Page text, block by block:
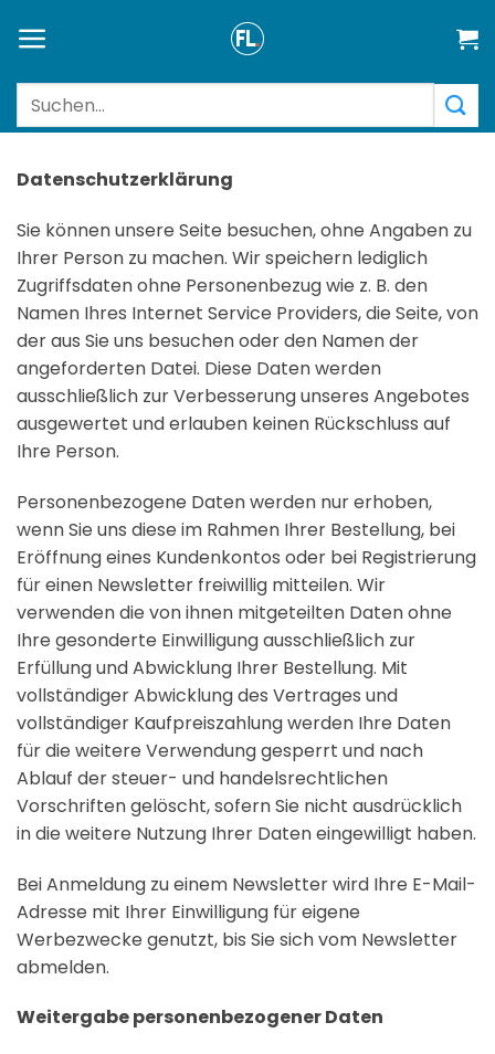
Inhalt
Suchen
Datenschutzerklärung
Sie können unsere Seite besuchen, ohne Angaben zu
Ihrer Person zu machen. Wir speichern lediglich
Zugriffsdaten ohne Personenbezug wie z. B. den
Namen Ihres Internet Service Providers, die Seite, von
der aus Sie uns besuchen oder den Namen der
angeforderten Datei. Diese Daten werden
ausschließlich zur Verbesserung unseres Angebotes
ausgewertet und erlauben keinen Rückschluss auf
Ihre Person.
Personenbezogene Daten werden nur erhoben,
wenn Sie uns diese im Rahmen Ihrer Bestellung, bei
Eröffnung eines Kundenkontos oder bei Registrierung
für einen Newsletter freiwillig mitteilen. Wir
verwenden die von ihnen mitgeteilten Daten ohne
Ihre gesonderte Einwilligung ausschließlich zur
Erfüllung und Abwicklung Ihrer Bestellung. Mit
vollständiger Abwicklung des Vertrages und
vollständiger Kaufpreiszahlung werden Ihre Daten
für die weitere Verwendung gesperrt und nach
Ablauf der steuer- und handelsrechtlichen
Vorschriften gelöscht, sofern Sie nicht ausdrücklich
in die weitere Nutzung Ihrer Daten eingewilligt haben.
Bei Anmeldung zu einem Newsletter wird Ihre E-Mail-
Adresse mit Ihrer Einwilligung für eigene
Werbezwecke genutzt, bis Sie sich vom Newsletter
abmelden.
Weitergabe personenbezogener Daten